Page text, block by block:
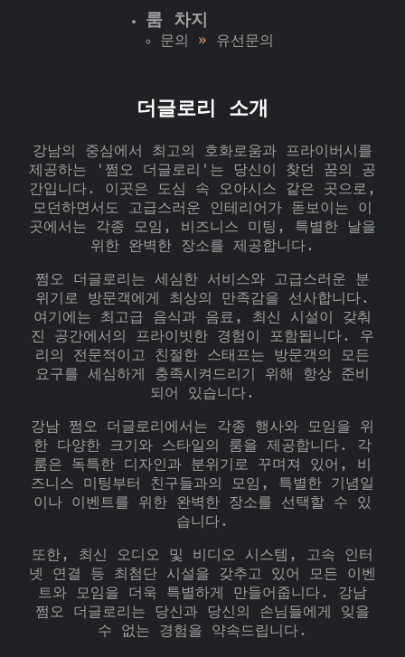
룸 차지
문의 » 유선문의
더글로리 소개
강남의 중심에서 최고의 호화로움과 프라이버시를
제공하는 '쩜오 더글로리'는 당신이 찾던 꿈의 공
간입니다. 이곳은 도심 속 오아시스 같은 곳으로,
모던하면서도 고급스러운 인테리어가 돋보이는 이
곳에서는 각종 모임, 비즈니스 미팅, 특별한 날을
위한 완벽한 장소를 제공합니다.
쩜오 더글로리는 세심한 서비스와 고급스러운 분
위기로 방문객에게 최상의 만족감을 선사합니다.
여기에는 최고급 음식과 음료, 최신 시설이 갖춰
진 공간에서의 프라이빗한 경험이 포함됩니다. 우
리의 전문적이고 친절한 스태프는 방문객의 모든
요구를 세심하게 충족시켜드리기 위해 항상 준비
되어 있습니다.
강남 쩜오 더글로리에서는 각종 행사와 모임을 위
한 다양한 크기와 스타일의 룸을 제공합니다. 각
룸은 독특한 디자인과 분위기로 꾸며져 있어, 비
즈니스 미팅부터 친구들과의 모임, 특별한 기념일
이나 이벤트를 위한 완벽한 장소를 선택할 수 있
습니다.
또한, 최신 오디오 및 비디오 시스템, 고속 인터
넷 연결 등 최첨단 시설을 갖추고 있어 모든 이벤
트와 모임을 더욱 특별하게 만들어줍니다. 강남
쩜오 더글로리는 당신과 당신의 손님들에게 잊을
수 없는 경험을 약속드립니다.